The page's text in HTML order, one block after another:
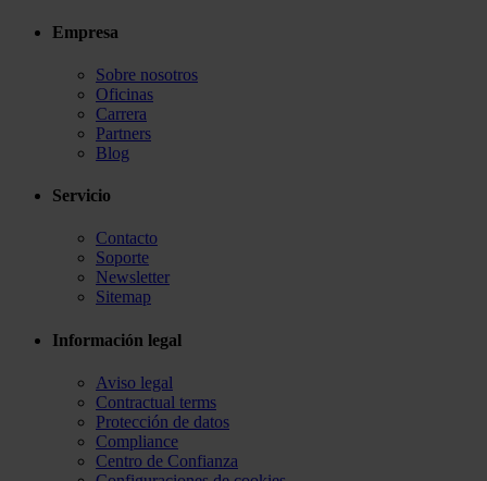
Empresa
Sobre nosotros
Oficinas
Carrera
Partners
Blog
Servicio
Contacto
Soporte
Newsletter
Sitemap
Información legal
Aviso legal
Contractual terms
Protección de datos
Compliance
Centro de Confianza